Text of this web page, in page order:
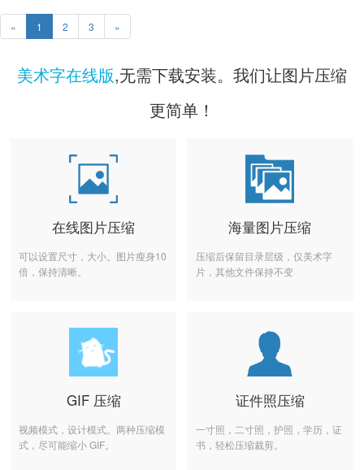
« 1 2 3 »
美术字在线版,无需下载安装。我们让图片压缩
更简单！
在线图片压缩
可以设置尺寸，大小。图片瘦身10
倍，保持清晰。
海量图片压缩
压缩后保留目录层级，仅美术字
片，其他文件保持不变
GIF 压缩
视频模式，设计模式。两种压缩模
式，尽可能缩小 GIF。
证件照压缩
一寸照，二寸照，护照，学历，证
书，轻松压缩裁剪。